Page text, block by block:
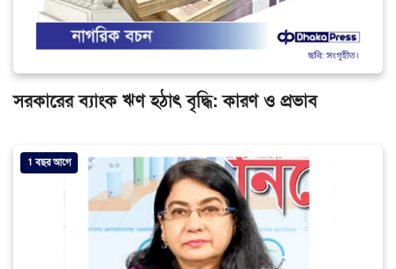
সরকারের ব্যাংক ঋণ হঠাৎ বৃদ্ধি: কারণ ও প্রভাব
1 বছর আগে